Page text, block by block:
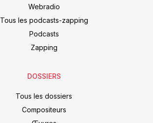
Webradio
Tous les podcasts-zapping
Podcasts
Zapping
DOSSIERS
Tous les dossiers
Compositeurs